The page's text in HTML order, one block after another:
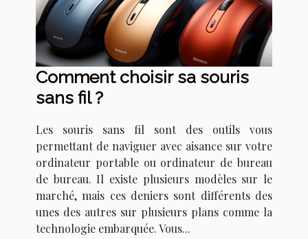
Comment choisir sa souris
sans fil ?
Les souris sans fil sont des outils vous
permettant de naviguer avec aisance sur votre
ordinateur portable ou ordinateur de bureau
de bureau. Il existe plusieurs modèles sur le
marché, mais ces deniers sont différents des
unes des autres sur plusieurs plans comme la
technologie embarquée. Vous...